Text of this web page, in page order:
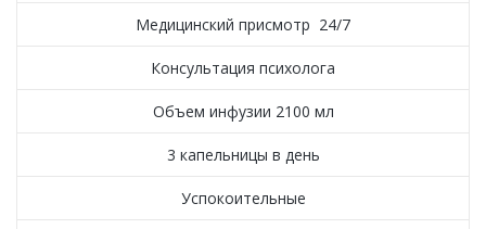
Медицинский присмотр 24/7
Консультация психолога
Объем инфузии 2100 мл
3 капельницы в день
Успокоительные